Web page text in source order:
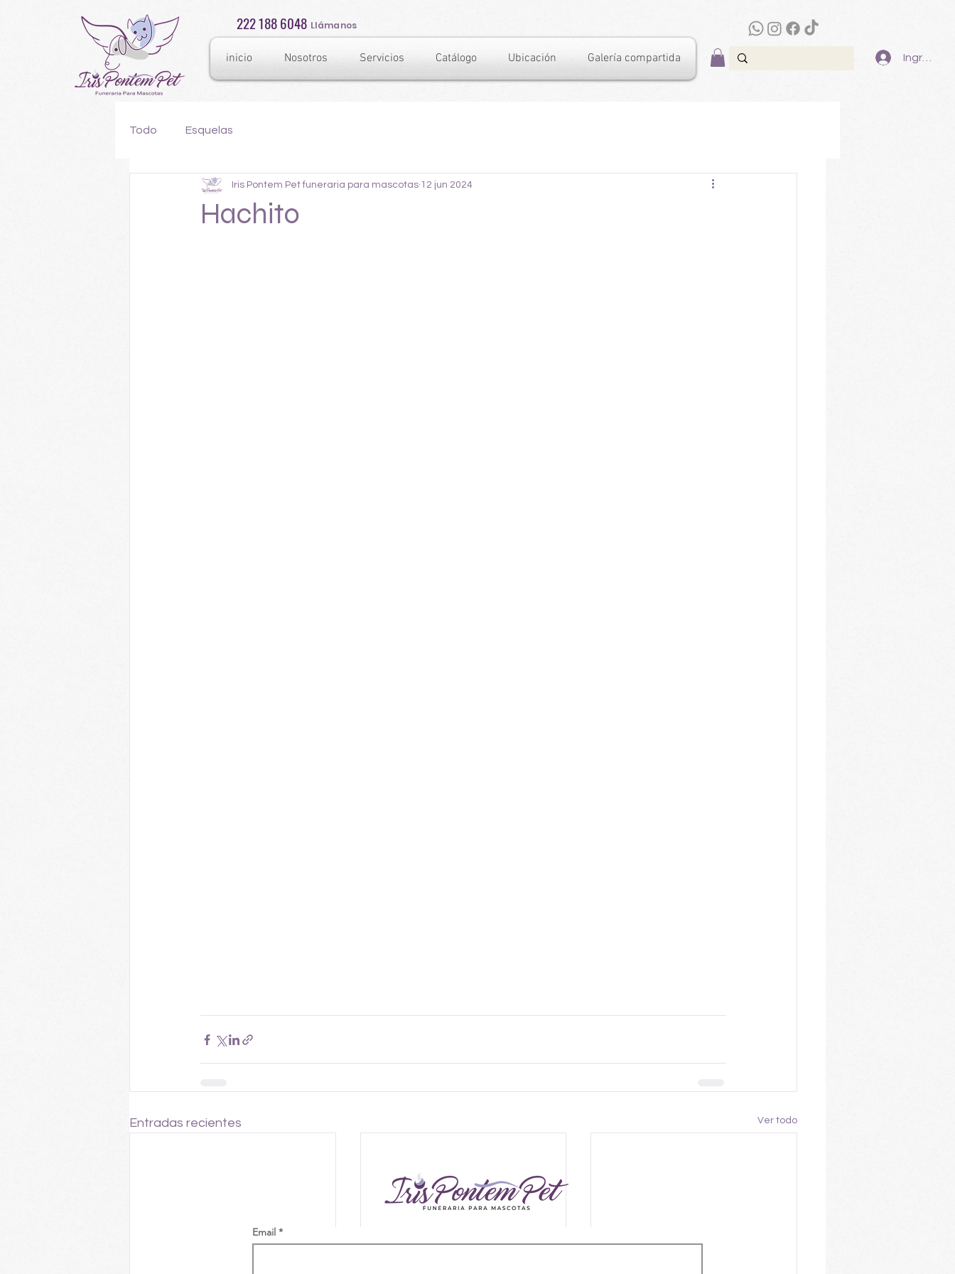
222 188 6048 Llámanos
inicio Nosotros Servicios Catálogo Ubicación Galería compartida Ingresar
Todo Esquelas
Hachito
Iris Pontem Pet funeraria para mascotas 12 jun 2024
Entradas recientes Ver todo
Email